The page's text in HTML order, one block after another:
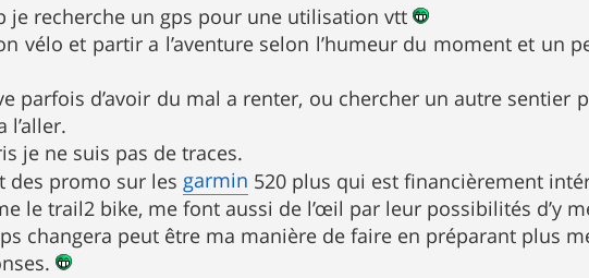
je recherche un gps pour une utilisation vtt
vélo et partir a l’aventure selon l’humeur du moment et un
parfois d’avoir du mal a renter, ou chercher un autre sentier
l’aller.
je ne suis pas de traces.
des promo sur lesgarmin 520 plus qui est financièrement
le trail2 bike, me font aussi de l’œil par leur possibilités d’y
changera peut être ma manière de faire en préparant plus